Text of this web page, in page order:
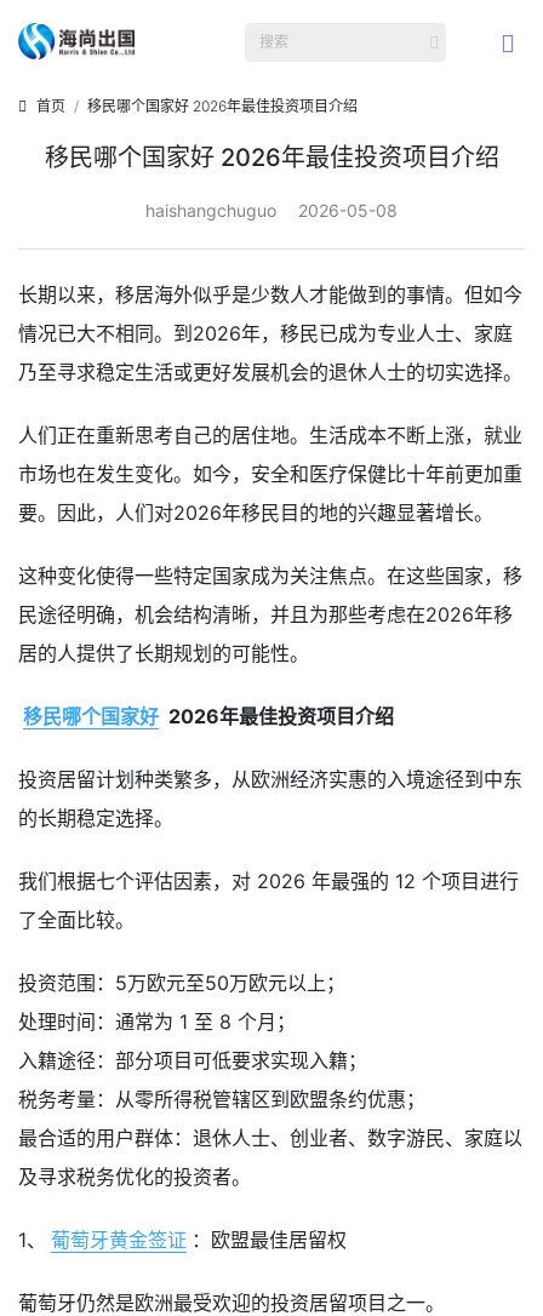
首页 移民哪个国家好 2026年最佳投资项目介绍
移民哪个国家好 2026年最佳投资项目介绍
haishangchuguo 2026-05-08
长期以来，移居海外似乎是少数人才能做到的事情。但如今
情况已大不相同。到2026年，移民已成为专业人士、家庭
乃至寻求稳定生活或更好发展机会的退休人士的切实选择。
人们正在重新思考自己的居住地。生活成本不断上涨，就业
市场也在发生变化。如今，安全和医疗保健比十年前更加重
要。因此，人们对2026年移民目的地的兴趣显著增长。
这种变化使得一些特定国家成为关注焦点。在这些国家，移
民途径明确，机会结构清晰，并且为那些考虑在2026年移
居的人提供了长期规划的可能性。
移民哪个国家好 2026年最佳投资项目介绍
投资居留计划种类繁多，从欧洲经济实惠的入境途径到中东
的长期稳定选择。
我们根据七个评估因素，对 2026 年最强的 12 个项目进行
了全面比较。
投资范围：5万欧元至50万欧元以上；
处理时间：通常为 1 至 8 个月；
入籍途径：部分项目可低要求实现入籍；
税务考量：从零所得税管辖区到欧盟条约优惠；
最合适的用户群体：退休人士、创业者、数字游民、家庭以
及寻求税务优化的投资者。
1、 葡萄牙黄金签证 ：欧盟最佳居留权
葡萄牙仍然是欧洲最受欢迎的投资居留项目之一。